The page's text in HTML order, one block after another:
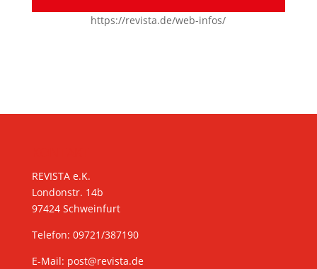
https://revista.de/web-infos/
REVISTA e.K.
Londonstr. 14b
97424 Schweinfurt
Telefon: 09721/387190
E-Mail: post@revista.de